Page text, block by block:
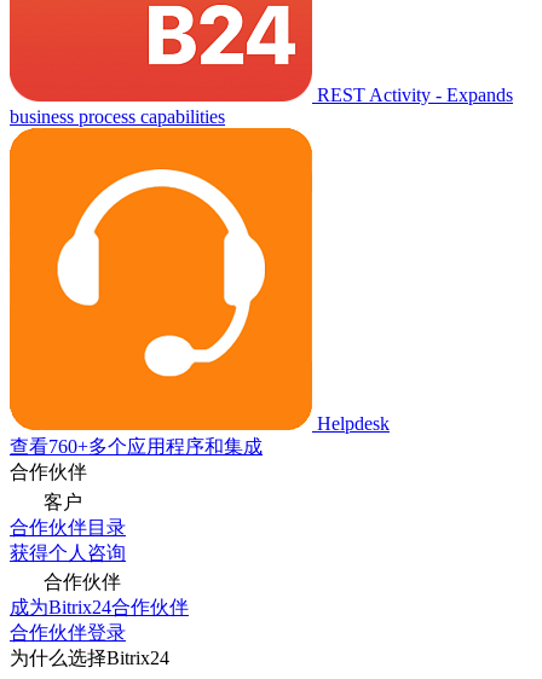
REST Activity - Expands
business process capabilities
Helpdesk
查看760+多个应用程序和集成
合作伙伴
客户
合作伙伴目录
获得个人咨询
合作伙伴
成为Bitrix24合作伙伴
合作伙伴登录
为什么选择Bitrix24